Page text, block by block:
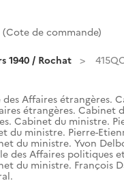
(Cote de commande)
1940 / Rochat
des Affaires étrangères.
étrangères. Cabinet
Cabinet du ministre.
du ministre. Pierre-
du ministre. Yvon
des Affaires politiques
du ministre. François